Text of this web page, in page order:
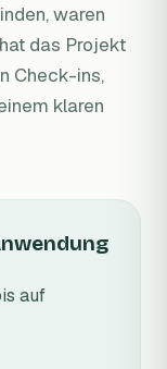
waren
das Projekt
Check-ins,
klaren
auf